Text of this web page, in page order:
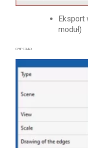
Eksport
moduł)
CYPECAD